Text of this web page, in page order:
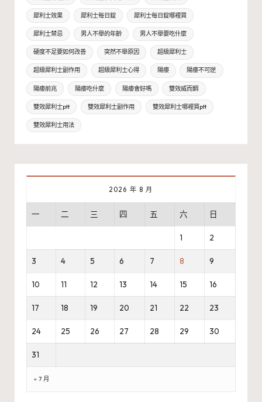
犀利士效果 犀利士每日錠 犀利士每日錠哪裡買
犀利士禁忌 男人不舉的年齡 男人不舉要吃什麼
硬度不足要如何改善 突然不舉原因 超級犀利士
超級犀利士副作用 超級犀利士心得 陽痿 陽痿不可逆
陽痿前兆 陽痿吃什麼 陽痿會好嗎 雙效威而鋼
雙效犀利士ptt 雙效犀利士副作用 雙效犀利士哪裡買ptt
雙效犀利士用法
2026 年 8 月
一 二 三 四 五 六 日
1 2
3 4 5 6 7 8 9
10 11 12 13 14 15 16
17 18 19 20 21 22 23
24 25 26 27 28 29 30
31
« 7 月